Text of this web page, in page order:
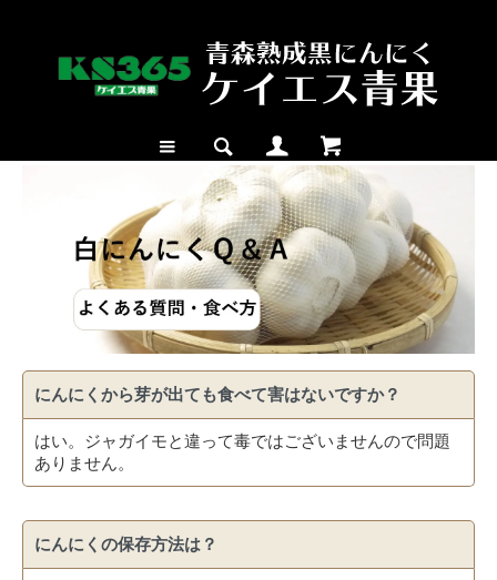
にんにくから芽が出ても食べて害はないですか？
はい。ジャガイモと違って毒ではございませんので問題
ありません。
にんにくの保存方法は？